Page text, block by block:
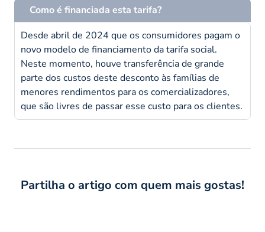
Como é financiada esta tarifa?
Desde abril de 2024 que os consumidores pagam o
novo modelo de financiamento da tarifa social.
Neste momento, houve transferência de grande
parte dos custos deste desconto às famílias de
menores rendimentos para os comercializadores,
que são livres de passar esse custo para os clientes.
Partilha o artigo com quem mais gostas!